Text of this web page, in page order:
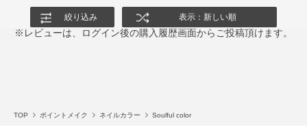
絞り込み 表示：新しい順
※レビューは、ログイン後の購入履歴画面からご投稿頂けます。
TOP ポイントメイク ネイルカラー Soulful color